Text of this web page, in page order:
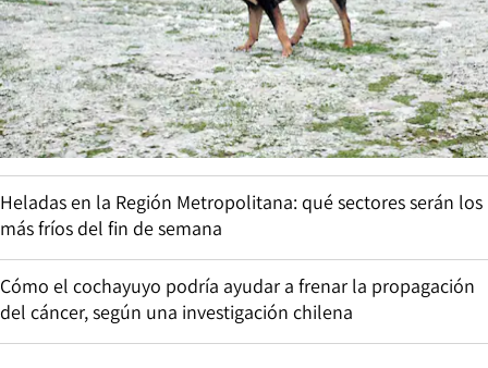
Heladas en la Región Metropolitana: qué sectores serán los
más fríos del fin de semana
Cómo el cochayuyo podría ayudar a frenar la propagación
del cáncer, según una investigación chilena